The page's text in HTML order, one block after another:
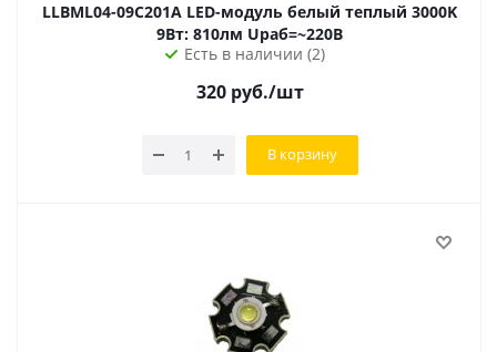
LLBML04-09C201A LED-модуль белый теплый 3000K
9Вт: 810лм Uраб=~220В
Есть в наличии (2)
320руб./шт
В корзину